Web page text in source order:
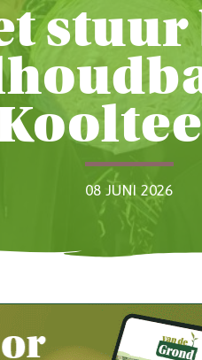
08 JUNI 2026